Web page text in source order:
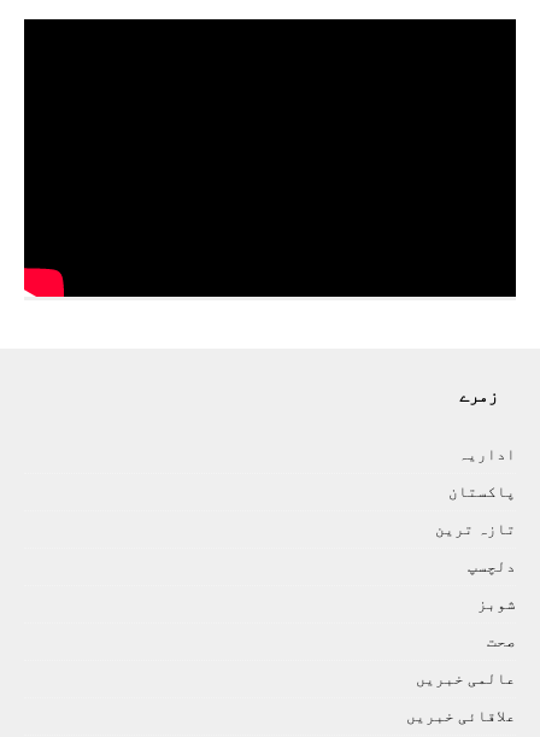
زمرے
اداريہ
پاکستان
تازہ ترين
دلچسپ
شوبز
صحت
عالمی خبريں
علاقائی خبريں